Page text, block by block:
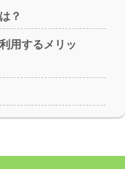
？
用するメリッ